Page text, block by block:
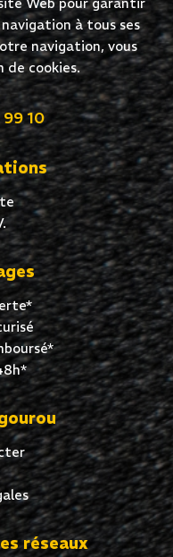
à tous ses
navigation, vous
de cookies.
10
réseaux